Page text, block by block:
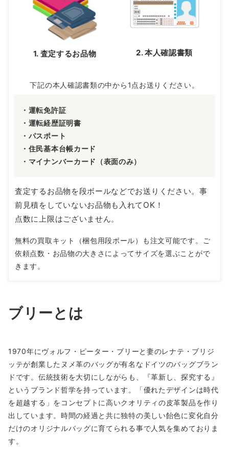
1. 査定するお品物 2. 本人確認書類
下記の本人確認書類の中から1点お送りください。
・運転免許証
・運転経歴証明書
・パスポート
・住民基本台帳カード
・マイナンバーカード（表面のみ）
査定するお品物を段ボールなどでお送りください。事
前見積をしていないお品物も入れてOK！
点数に上限はございません。
無料の買取キット（梱包用段ボール）も注文可能です。ご
依頼点数・お品物の大きさによってサイズを選ぶことがで
きます。
ブリーとは
1970年にヴォルフ・ピーター・ブリーと妻のレナテ・ブリジ
ッテが創業したヌメ革のバッグが有名なドイツのバッグブラン
ドです。伝統技術を大切にしながらも、『革新し、探究する』
というブランド哲学を持っています。「優れたデザインは時代
を超越する」をコンセプトに高いクオリティの皮革製品を作り
出しています。時間の経過と共に独特の美しい飴色に変化自分
だけのオリジナルバッグに育てられる事で人気を集めておりま
す。